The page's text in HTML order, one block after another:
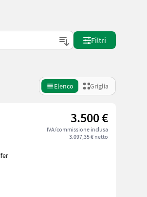
Filtri
Elenco Griglia
3.500 €
IVA/commissione inclusa
3.097,35 € netto